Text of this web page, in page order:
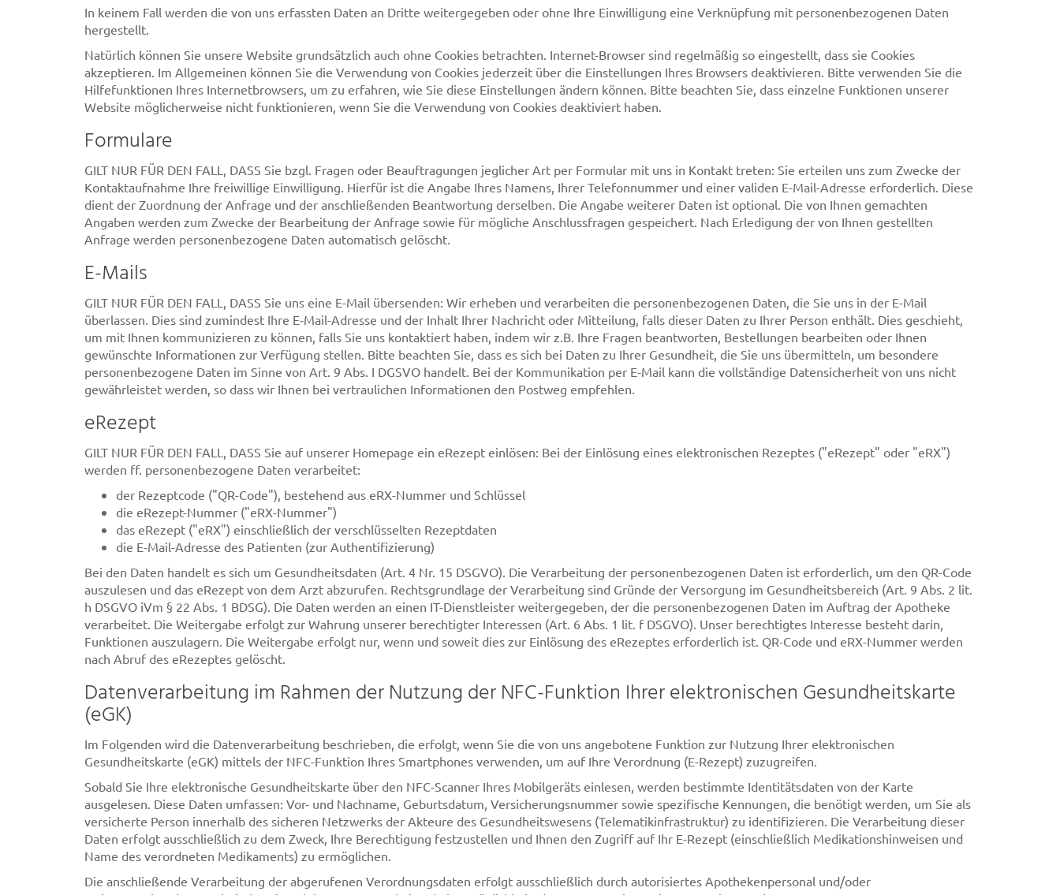
In keinem Fall werden die von uns erfassten Daten an Dritte weitergegeben oder ohne Ihre Einwilligung eine Verknüpfung mit personenbezogenen Daten
hergestellt.
Natürlich können Sie unsere Website grundsätzlich auch ohne Cookies betrachten. Internet-Browser sind regelmäßig so eingestellt, dass sie Cookies
akzeptieren. Im Allgemeinen können Sie die Verwendung von Cookies jederzeit über die Einstellungen Ihres Browsers deaktivieren. Bitte verwenden Sie die
Hilfefunktionen Ihres Internetbrowsers, um zu erfahren, wie Sie diese Einstellungen ändern können. Bitte beachten Sie, dass einzelne Funktionen unserer
Website möglicherweise nicht funktionieren, wenn Sie die Verwendung von Cookies deaktiviert haben.
Formulare
GILT NUR FÜR DEN FALL, DASS Sie bzgl. Fragen oder Beauftragungen jeglicher Art per Formular mit uns in Kontakt treten: Sie erteilen uns zum Zwecke der
Kontaktaufnahme Ihre freiwillige Einwilligung. Hierfür ist die Angabe Ihres Namens, Ihrer Telefonnummer und einer validen E-Mail-Adresse erforderlich. Diese
dient der Zuordnung der Anfrage und der anschließenden Beantwortung derselben. Die Angabe weiterer Daten ist optional. Die von Ihnen gemachten
Angaben werden zum Zwecke der Bearbeitung der Anfrage sowie für mögliche Anschlussfragen gespeichert. Nach Erledigung der von Ihnen gestellten
Anfrage werden personenbezogene Daten automatisch gelöscht.
E-Mails
GILT NUR FÜR DEN FALL, DASS Sie uns eine E-Mail übersenden: Wir erheben und verarbeiten die personenbezogenen Daten, die Sie uns in der E-Mail
überlassen. Dies sind zumindest Ihre E-Mail-Adresse und der Inhalt Ihrer Nachricht oder Mitteilung, falls dieser Daten zu Ihrer Person enthält. Dies geschieht,
um mit Ihnen kommunizieren zu können, falls Sie uns kontaktiert haben, indem wir z.B. Ihre Fragen beantworten, Bestellungen bearbeiten oder Ihnen
gewünschte Informationen zur Verfügung stellen. Bitte beachten Sie, dass es sich bei Daten zu Ihrer Gesundheit, die Sie uns übermitteln, um besondere
personenbezogene Daten im Sinne von Art. 9 Abs. I DGSVO handelt. Bei der Kommunikation per E-Mail kann die vollständige Datensicherheit von uns nicht
gewährleistet werden, so dass wir Ihnen bei vertraulichen Informationen den Postweg empfehlen.
eRezept
GILT NUR FÜR DEN FALL, DASS Sie auf unserer Homepage ein eRezept einlösen: Bei der Einlösung eines elektronischen Rezeptes ("eRezept" oder "eRX")
werden ff. personenbezogene Daten verarbeitet:
der Rezeptcode ("QR-Code"), bestehend aus eRX-Nummer und Schlüssel
die eRezept-Nummer ("eRX-Nummer")
das eRezept ("eRX") einschließlich der verschlüsselten Rezeptdaten
die E-Mail-Adresse des Patienten (zur Authentifizierung)
Bei den Daten handelt es sich um Gesundheitsdaten (Art. 4 Nr. 15 DSGVO). Die Verarbeitung der personenbezogenen Daten ist erforderlich, um den QR-Code
auszulesen und das eRezept von dem Arzt abzurufen. Rechtsgrundlage der Verarbeitung sind Gründe der Versorgung im Gesundheitsbereich (Art. 9 Abs. 2 lit.
h DSGVO iVm § 22 Abs. 1 BDSG). Die Daten werden an einen IT-Dienstleister weitergegeben, der die personenbezogenen Daten im Auftrag der Apotheke
verarbeitet. Die Weitergabe erfolgt zur Wahrung unserer berechtigter Interessen (Art. 6 Abs. 1 lit. f DSGVO). Unser berechtigtes Interesse besteht darin,
Funktionen auszulagern. Die Weitergabe erfolgt nur, wenn und soweit dies zur Einlösung des eRezeptes erforderlich ist. QR-Code und eRX-Nummer werden
nach Abruf des eRezeptes gelöscht.
Datenverarbeitung im Rahmen der Nutzung der NFC-Funktion Ihrer elektronischen Gesundheitskarte
(eGK)
Im Folgenden wird die Datenverarbeitung beschrieben, die erfolgt, wenn Sie die von uns angebotene Funktion zur Nutzung Ihrer elektronischen
Gesundheitskarte (eGK) mittels der NFC-Funktion Ihres Smartphones verwenden, um auf Ihre Verordnung (E-Rezept) zuzugreifen.
Sobald Sie Ihre elektronische Gesundheitskarte über den NFC-Scanner Ihres Mobilgeräts einlesen, werden bestimmte Identitätsdaten von der Karte
ausgelesen. Diese Daten umfassen: Vor- und Nachname, Geburtsdatum, Versicherungsnummer sowie spezifische Kennungen, die benötigt werden, um Sie als
versicherte Person innerhalb des sicheren Netzwerks der Akteure des Gesundheitswesens (Telematikinfrastruktur) zu identifizieren. Die Verarbeitung dieser
Daten erfolgt ausschließlich zu dem Zweck, Ihre Berechtigung festzustellen und Ihnen den Zugriff auf Ihr E-Rezept (einschließlich Medikationshinweisen und
Name des verordneten Medikaments) zu ermöglichen.
Die anschließende Verarbeitung der abgerufenen Verordnungsdaten erfolgt ausschließlich durch autorisiertes Apothekenpersonal und/oder